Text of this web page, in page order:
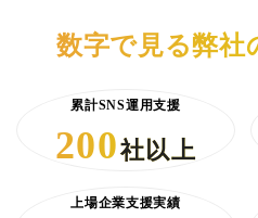
数字で見る弊社
累計SNS運用支援
200社以上
上場企業支援実績